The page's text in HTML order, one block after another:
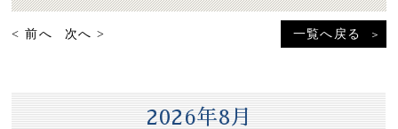
2026年8月
< 前へ 次へ > 一覧へ戻る